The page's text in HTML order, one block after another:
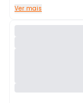
Ver mais